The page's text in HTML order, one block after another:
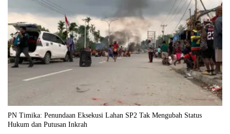
PN Timika: Penundaan Eksekusi Lahan SP2 Tak Mengubah Status
Hukum dan Putusan Inkrah